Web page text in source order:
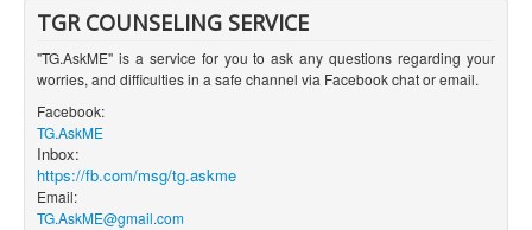
TGR COUNSELING SERVICE
"TG.AskME" is a service for you to ask any questions regarding your
worries, and difficulties in a safe channel via Facebook chat or email.
Facebook:
TG.AskME
Inbox:
https://fb.com/msg/tg.askme
Email:
TG.AskME@gmail.com